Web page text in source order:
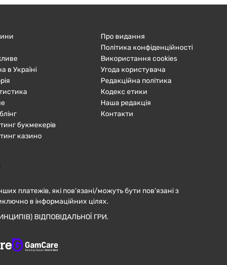
в Україні
букмекерів
казино
Про видання
Політика конфіденційності
Використання cookies
Угода користувача
Редакційна політика
Кодекс етики
Наша редакція
Контакти
платежів, які пов’язані/можуть бути пов’язані з
в інформаційних цілях.
ВІДПОВІДАЛЬНОЇ ГРИ.